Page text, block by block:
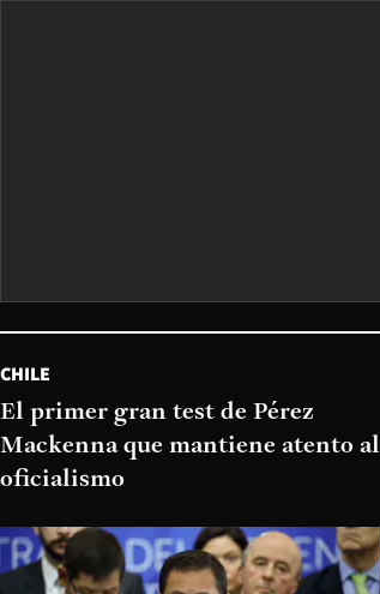
CHILE
El primer gran test de Pérez
Mackenna que mantiene atento al
oficialismo